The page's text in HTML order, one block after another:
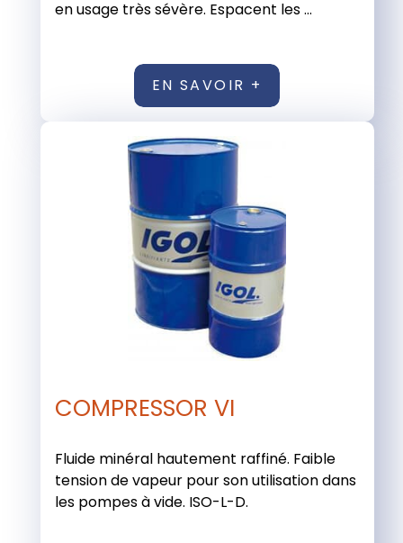
en usage très sévère. Espacent les ...
EN SAVOIR +
COMPRESSOR VI
Fluide minéral hautement raffiné. Faible
tension de vapeur pour son utilisation dans
les pompes à vide. ISO-L-D.